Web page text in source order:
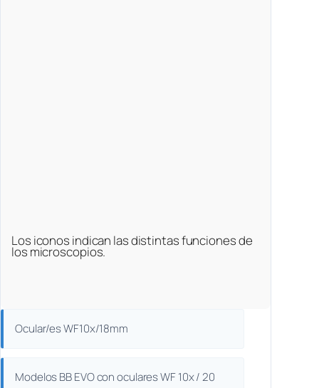
Los iconos indican las distintas funciones de
los microscopios.
Ocular/es WF10x/18mm
Modelos BB EVO con oculares WF 10x / 20